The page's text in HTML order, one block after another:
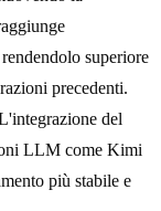
rendendolo superiore
precedenti.
del
LLM come Kimi
più stabile e